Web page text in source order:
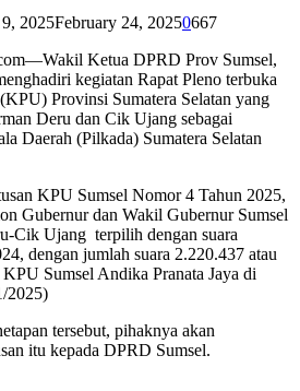
2025February 24, 20250667
Wakil Ketua DPRD Prov Sumsel,
kegiatan Rapat Pleno terbuka
Provinsi Sumatera Selatan yang
Deru dan Cik Ujang sebagai
Daerah (Pilkada) Sumatera Selatan
KPU Sumsel Nomor 4 Tahun 2025,
Gubernur dan Wakil Gubernur Sumsel
Cik Ujang terpilih dengan suara
dengan jumlah suara 2.220.437 atau
Sumsel Andika Pranata Jaya di
2025)
tersebut, pihaknya akan
itu kepada DPRD Sumsel.